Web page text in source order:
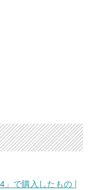
」で購入したもの |